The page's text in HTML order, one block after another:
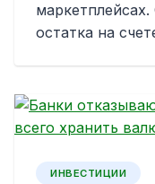
остатка на
ИНВЕСТИЦИИ